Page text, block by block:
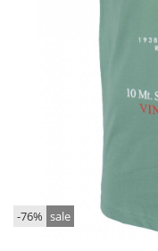
-76% sale